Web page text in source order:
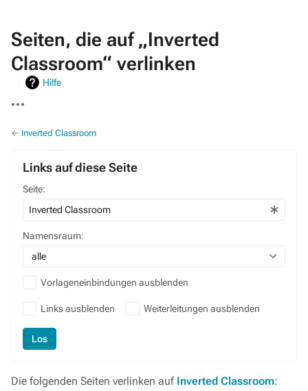
Seiten, die auf „Inverted
Classroom“ verlinken
Hilfe
Aktionen
← Inverted Classroom
Links auf diese Seite
Seite:
Namensraum:
alle
Vorlageneinbindungen ausblenden
Links ausblenden Weiterleitungen ausblenden
Los
Die folgenden Seiten verlinken auf Inverted Classroom: